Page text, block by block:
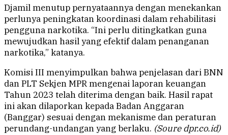
Djamil menutup pernyataannya dengan menekankan
perlunya peningkatan koordinasi dalam rehabilitasi
pengguna narkotika. “Ini perlu ditingkatkan guna
mewujudkan hasil yang efektif dalam penanganan
narkotika,” katanya.
Komisi III menyimpulkan bahwa penjelasan dari BNN
dan PLT Sekjen MPR mengenai laporan keuangan
Tahun 2023 telah diterima dengan baik. Hasil rapat
ini akan dilaporkan kepada Badan Anggaran
(Banggar) sesuai dengan mekanisme dan peraturan
perundang-undangan yang berlaku. (Soure dpr.co.id)